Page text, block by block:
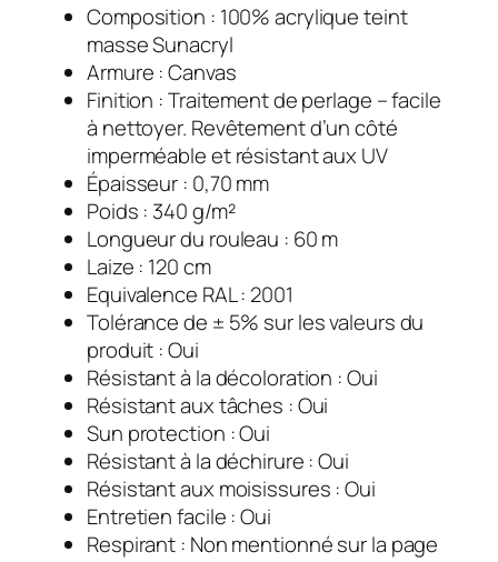
Composition : 100% acrylique teint
masse Sunacryl
Armure : Canvas
Finition : Traitement de perlage – facile
à nettoyer. Revêtement d’un côté
imperméable et résistant aux UV
Épaisseur : 0,70 mm
Poids : 340 g/m²
Longueur du rouleau : 60 m
Laize : 120 cm
Equivalence RAL : 2001
Tolérance de ± 5% sur les valeurs du
produit : Oui
Résistant à la décoloration : Oui
Résistant aux tâches : Oui
Sun protection : Oui
Résistant à la déchirure : Oui
Résistant aux moisissures : Oui
Entretien facile : Oui
Respirant : Non mentionné sur la page